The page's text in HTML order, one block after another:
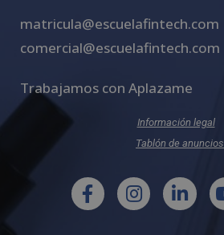
matricula@escuelafintech.com
comercial@escuelafintech.com
Trabajamos con Aplazame
Información legal
Tablón de anuncios